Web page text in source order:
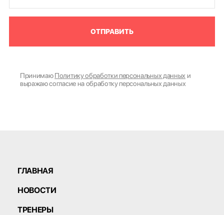
ОТПРАВИТЬ
ПринимаюПолитику обработки персональных данных и
выражаю согласие на обработку персональных данных
ГЛАВНАЯ
НОВОСТИ
ТРЕНЕРЫ